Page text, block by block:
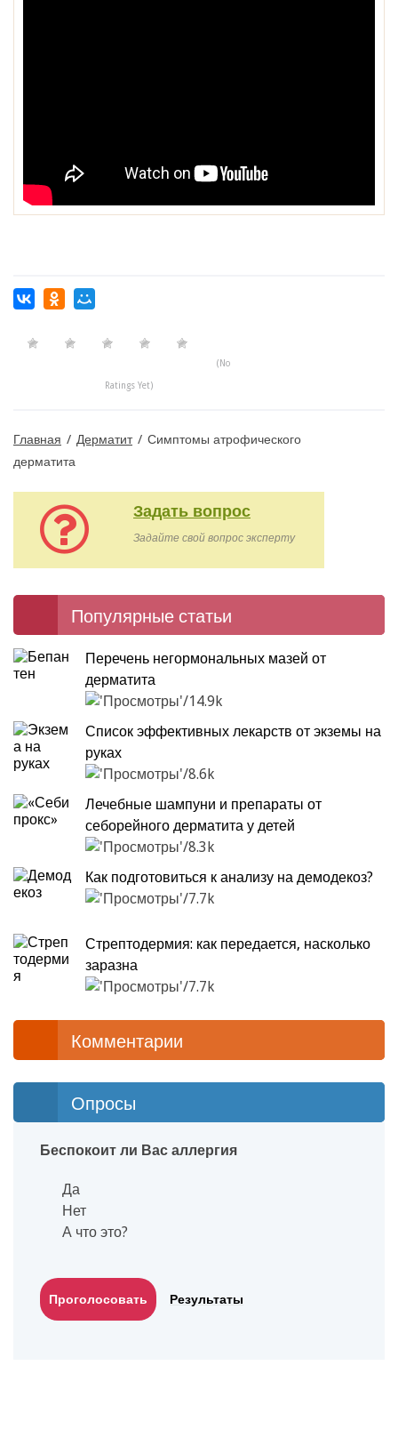
(No
Ratings Yet)
Главная / Дерматит / Симптомы атрофического
дерматита
Задать вопрос
Задайте свой вопрос эксперту
Популярные статьи
Перечень негормональных мазей от
дерматита
14.9k
Список эффективных лекарств от экземы на
руках
8.6k
Лечебные шампуни и препараты от
себорейного дерматита у детей
8.3k
Как подготовиться к анализу на демодекоз?
7.7k
Стрептодермия: как передается, насколько
заразна
7.7k
Комментарии
Опросы
Беспокоит ли Вас аллергия
Да
Нет
А что это?
Результаты